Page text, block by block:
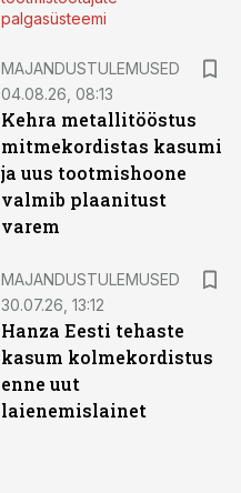
palgasüsteemi
MAJANDUSTULEMUSED
04.08.26, 08:13
Kehra metallitööstus
mitmekordistas kasumi
ja uus tootmishoone
valmib plaanitust
varem
MAJANDUSTULEMUSED
30.07.26, 13:12
Hanza Eesti tehaste
kasum kolmekordistus
enne uut
laienemislainet